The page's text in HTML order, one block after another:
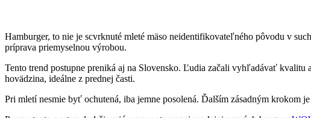
Hamburger, to nie je scvrknuté mleté mäso neidentifikovateľného pôvodu v
príprava priemyselnou výrobou.
Tento trend postupne preniká aj na Slovensko. Ľudia začali vyhľadávať
hovädzina, ideálne z prednej časti.
Pri mletí nesmie byť ochutená, iba jemne posolená. Ďalším zásadným krokom